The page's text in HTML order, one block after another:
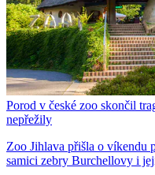
Porod v české zoo skončil
nepřežily
Zoo Jihlava přišla o víkendu
samici zebry Burchellovy i